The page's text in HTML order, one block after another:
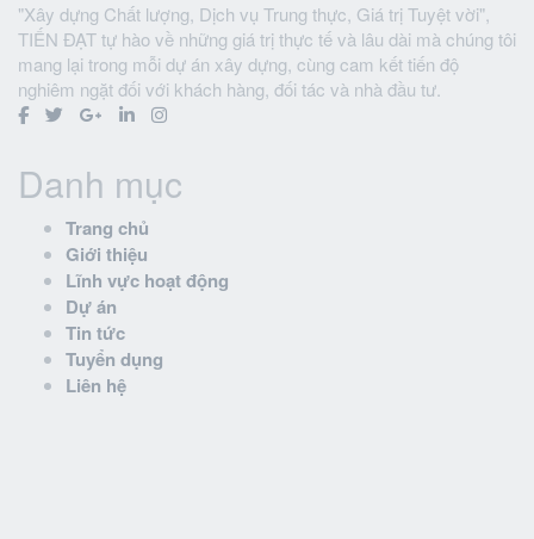
"Xây dựng Chất lượng, Dịch vụ Trung thực, Giá trị Tuyệt vời",
TIẾN ĐẠT tự hào về những giá trị thực tế và lâu dài mà chúng tôi
mang lại trong mỗi dự án xây dựng, cùng cam kết tiến độ
nghiêm ngặt đối với khách hàng, đối tác và nhà đầu tư.
Danh mục
Trang chủ
Giới thiệu
Lĩnh vực hoạt động
Dự án
Tin tức
Tuyển dụng
Liên hệ